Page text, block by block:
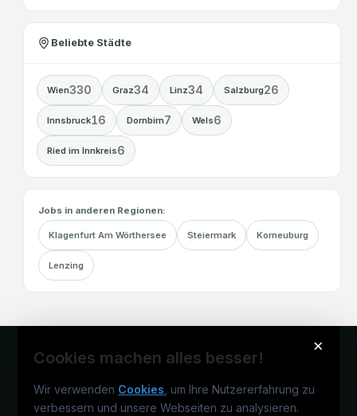
Beliebte Städte
Wien330 Graz34 Linz34 Salzburg26
Innsbruck16 Dornbirn7 Wels6
Ried im Innkreis6
Jobs in anderen Regionen:
Klagenfurt Am Wörthersee Steiermark Korneuburg
Lenzing
×
Cookies machen alles besser!
Wir verwenden Cookies, um Ihre Nutzererfahrung zu
verbessern und unsere Webseiten zu analysieren.